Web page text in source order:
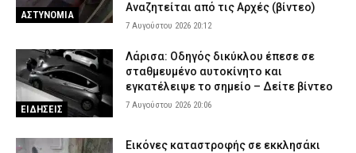
ΑΣΤΥΝΟΜΙΑ
Αναζητείται από τις Αρχές (βίντεο)
7 Αυγούστου 2026 20:12
ΕΙΔΗΣΕΙΣ
Λάρισα: Οδηγός δικύκλου έπεσε σε
σταθμευμένο αυτοκίνητο και
εγκατέλειψε το σημείο – Δείτε βίντεο
7 Αυγούστου 2026 20:06
Εικόνες καταστροφής σε εκκλησάκι